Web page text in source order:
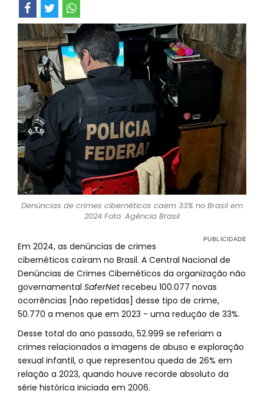
Denúncias de crimes cibernéticos caem 33% no Brasil em
2024 Foto: Agência Brasil
Em 2024, as denúncias de crimes
cibernéticos caíram no Brasil. A Central Nacional de
Denúncias de Crimes Cibernéticos da organização não
governamental SaferNetrecebeu 100.077 novas
ocorrências [não repetidas] desse tipo de crime,
50.770 a menos que em 2023 - uma redução de 33%.
Desse total do ano passado, 52.999 se referiam a
crimes relacionados a imagens de abuso e exploração
sexual infantil, o que representou queda de 26% em
relação a 2023, quando houve recorde absoluto da
série histórica iniciada em 2006.